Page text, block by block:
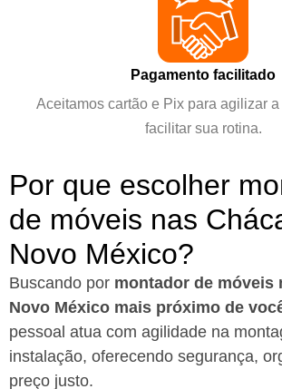
Pagamento facilitado
Aceitamos cartão e Pix para agilizar
facilitar sua rotina.
Por que escolher
de móveis nas
Novo México?
Buscando por montador de móveis
Novo México mais próximo de
pessoal atua com agilidade na
instalação, oferecendo segurança,
preço justo.